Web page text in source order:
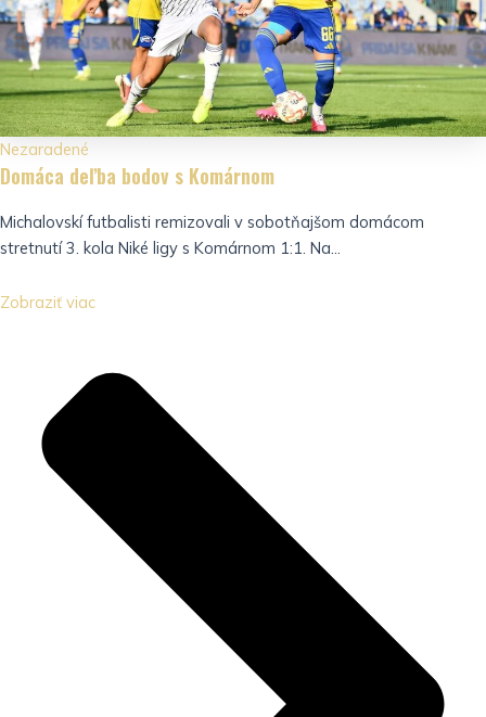
Nezaradené
Domáca deľba bodov s Komárnom
Michalovskí futbalisti remizovali v sobotňajšom domácom
stretnutí 3. kola Niké ligy s Komárnom 1:1. Na...
Zobraziť viac